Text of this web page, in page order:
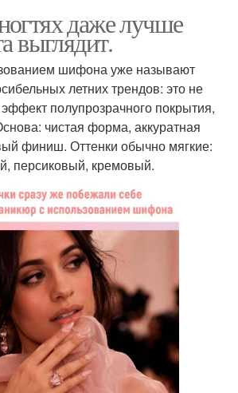
даже лучше
выглядит.
шифона уже называют
летних трендов: это не
полупрозрачного покрытия,
чистая форма, аккуратная
финиш. Оттенки обычно мягкие:
персиковый, кремовый.